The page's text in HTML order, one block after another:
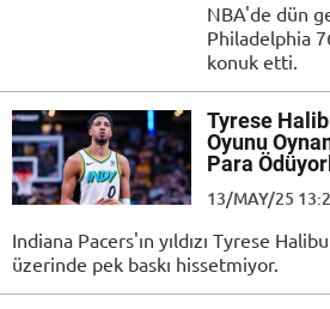
NBA'de dün
Philadelphia
konuk etti.
Tyrese
Oyunu
Para
13/MAY/25
Indiana Pacers'ın yıldızı Tyrese
üzerinde pek baskı hissetmiyor.